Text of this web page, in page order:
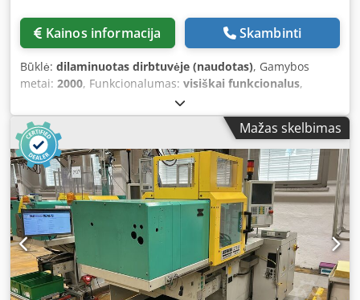
Kainos informacija Skambinti
Būklė: dilaminuotas dirbtuvėje (naudotas), Gamybos
metai: 2000, Funkcionalumas: visiškai funkcionalus,
Arburg injection moulding machine from the year 2000.
130 tons clamping force. The machine is delivered fully
refurbished at our facility in Heras (Cantabria). New seals
have been installed in the clamping unit. We can
demonstrate the machine in operation. Technical Details
CLAMPING FORCE: 1300 kN PLATEN DIMENSIONS: 660 x
840 mm OPENING STROKE: 575 mm MAXIMUM DISTANCE
BETWEEN PLATENS: 800/850 mm TIE BAR DISTANCE: 420 x
420 / 470 x 470 mm SCREW DIAMETER: 50 mm INJECTION
VOLUME: 353 cm³ INJECTION WEIGHT: 117 g YEAR OF
MANUFACTURE: 2000 INJECTION PRESSURE: 2500 bar
Codpfx Acorxtpdo Esha
Mažas skelbimas